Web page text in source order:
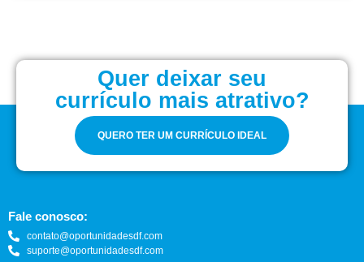
Quer deixar seu
currículo mais atrativo?
QUERO TER UM CURRÍCULO IDEAL
Fale conosco:
contato@oportunidadesdf.com
suporte@oportunidadesdf.com